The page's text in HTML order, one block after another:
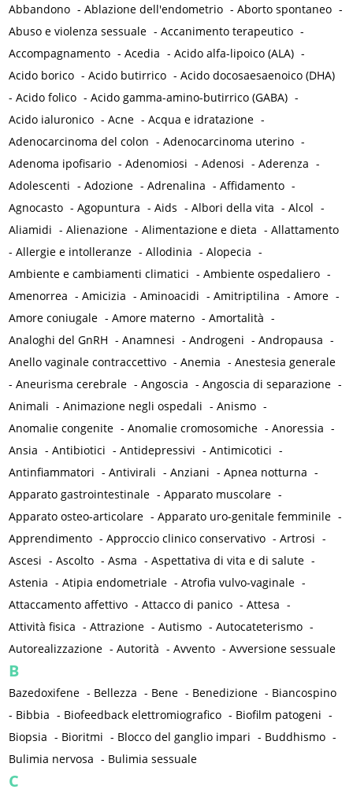
Abbandono -Ablazione dell'endometrio -Aborto spontaneo -
Abuso e violenza sessuale -Accanimento terapeutico -
Accompagnamento -Acedia -Acido alfa-lipoico (ALA) -
Acido borico -Acido butirrico -Acido docosaesaenoico (DHA)
-Acido folico -Acido gamma-amino-butirrico (GABA) -
Acido ialuronico -Acne -Acqua e idratazione -
Adenocarcinoma del colon -Adenocarcinoma uterino -
Adenoma ipofisario -Adenomiosi -Adenosi -Aderenza -
Adolescenti -Adozione -Adrenalina -Affidamento -
Agnocasto -Agopuntura -Aids -Albori della vita -Alcol -
Aliamidi -Alienazione -Alimentazione e dieta -Allattamento
-Allergie e intolleranze -Allodinia -Alopecia -
Ambiente e cambiamenti climatici -Ambiente ospedaliero -
Amenorrea -Amicizia -Aminoacidi -Amitriptilina -Amore -
Amore coniugale -Amore materno -Amortalità -
Analoghi del GnRH -Anamnesi -Androgeni -Andropausa -
Anello vaginale contraccettivo -Anemia -Anestesia generale
-Aneurisma cerebrale -Angoscia -Angoscia di separazione -
Animali -Animazione negli ospedali -Anismo -
Anomalie congenite -Anomalie cromosomiche -Anoressia -
Ansia -Antibiotici -Antidepressivi -Antimicotici -
Antinfiammatori -Antivirali -Anziani -Apnea notturna -
Apparato gastrointestinale -Apparato muscolare -
Apparato osteo-articolare -Apparato uro-genitale femminile -
Apprendimento -Approccio clinico conservativo -Artrosi -
Ascesi -Ascolto -Asma -Aspettativa di vita e di salute -
Astenia -Atipia endometriale -Atrofia vulvo-vaginale -
Attaccamento affettivo -Attacco di panico -Attesa -
Attività fisica -Attrazione -Autismo -Autocateterismo -
Autorealizzazione -Autorità -Avvento -Avversione sessuale
B
Bazedoxifene - Bellezza - Bene - Benedizione - Biancospino
- Bibbia - Biofeedback elettromiografico - Biofilm patogeni -
Biopsia - Bioritmi - Blocco del ganglio impari - Buddhismo -
Bulimia nervosa - Bulimia sessuale
C